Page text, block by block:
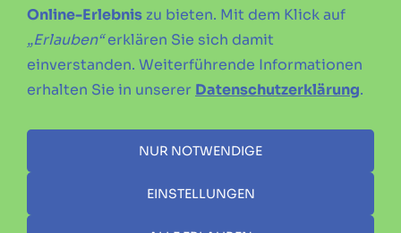
Online-Erlebnis zu bieten. Mit dem Klick auf
„Erlauben“erklären Sie sich damit
einverstanden. Weiterführende Informationen
erhalten Sie in unserer Datenschutzerklärung.
NUR NOTWENDIGE
EINSTELLUNGEN